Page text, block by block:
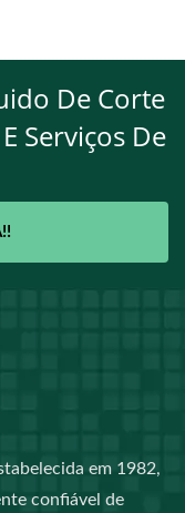
De Corte
Serviços De
em 1982,
confiável de